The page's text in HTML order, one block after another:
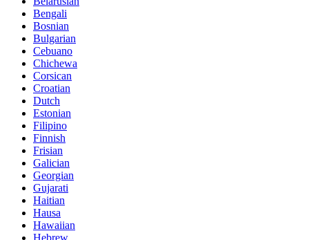
Bengali
Bosnian
Bulgarian
Cebuano
Chichewa
Corsican
Croatian
Dutch
Estonian
Filipino
Finnish
Frisian
Galician
Georgian
Gujarati
Haitian
Hausa
Hawaiian
Hebrew